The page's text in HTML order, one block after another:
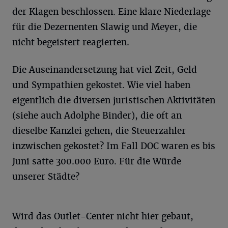
der Klagen beschlossen. Eine klare Niederlage
für die Dezernenten Slawig und Meyer, die
nicht begeistert reagierten.
Die Auseinandersetzung hat viel Zeit, Geld
und Sympathien gekostet. Wie viel haben
eigentlich die diversen juristischen Aktivitäten
(siehe auch Adolphe Binder), die oft an
dieselbe Kanzlei gehen, die Steuerzahler
inzwischen gekostet? Im Fall DOC waren es bis
Juni satte 300.000 Euro. Für die Würde
unserer Städte?
Wird das Outlet-Center nicht hier gebaut,